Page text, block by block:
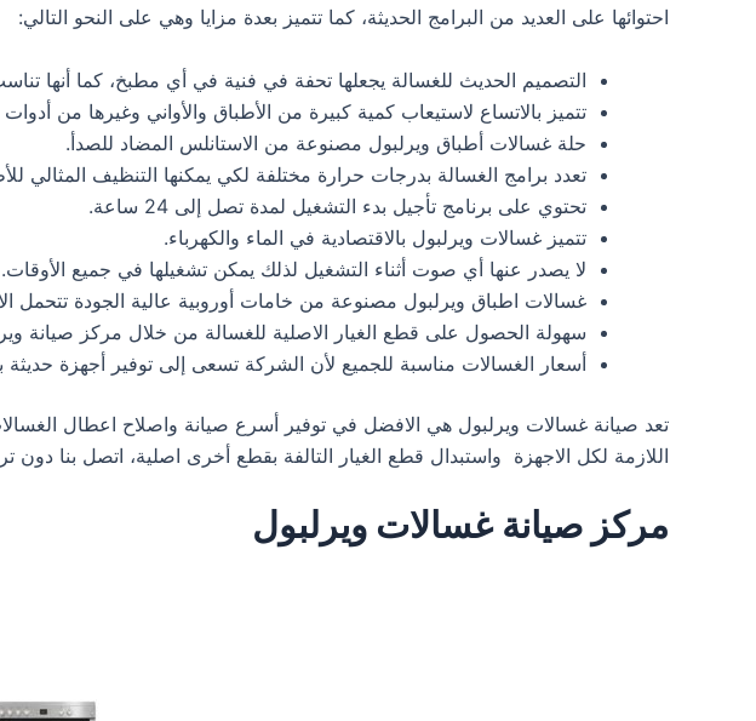
احتوائها على العديد من البرامج الحديثة، كما تتميز بعدة مزايا وهي على النحو التالي:
التصميم الحديث للغسالة يجعلها تحفة في فنية في أي مطبخ، كما أنها
تتميز بالاتساع لاستيعاب كمية كبيرة من الأطباق والأواني وغيرها من
حلة غسالات أطباق ويرلبول مصنوعة من الاستانلس المضاد للصدأ.
تعدد برامج الغسالة بدرجات حرارة مختلفة لكي يمكنها التنظيف المثالي
تحتوي على برنامج تأجيل بدء التشغيل لمدة تصل إلى 24 ساعة.
تتميز غسالات ويرلبول بالاقتصادية في الماء والكهرباء.
لا يصدر عنها أي صوت أثناء التشغيل لذلك يمكن تشغيلها في جميع الأوقات.
غسالات اطباق ويرلبول مصنوعة من خامات أوروبية عالية الجودة تتحمل
سهولة الحصول على قطع الغيار الاصلية للغسالة من خلال مركز صيانة
أسعار الغسالات مناسبة للجميع لأن الشركة تسعى إلى توفير أجهزة حديثة
تعد صيانة غسالات ويرلبول هي الافضل في توفير أسرع صيانة واصلاح اعطال
اللازمة لكل الاجهزة واستبدال قطع الغيار التالفة بقطع أخرى اصلية، اتصل بنا
مركز صيانة غسالات ويرلبول